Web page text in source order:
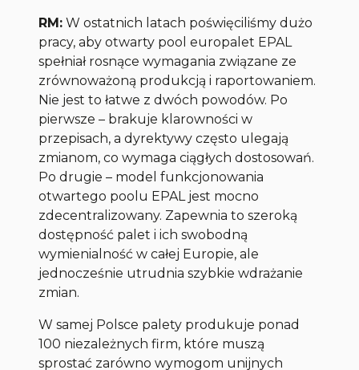
RM: W ostatnich latach poświęciliśmy dużo
pracy, aby otwarty pool europalet EPAL
spełniał rosnące wymagania związane ze
zrównoważoną produkcją i raportowaniem.
Nie jest to łatwe z dwóch powodów. Po
pierwsze – brakuje klarowności w
przepisach, a dyrektywy często ulegają
zmianom, co wymaga ciągłych dostosowań.
Po drugie – model funkcjonowania
otwartego poolu EPAL jest mocno
zdecentralizowany. Zapewnia to szeroką
dostępność palet i ich swobodną
wymienialność w całej Europie, ale
jednocześnie utrudnia szybkie wdrażanie
zmian.
W samej Polsce palety produkuje ponad
100 niezależnych firm, które muszą
sprostać zarówno wymogom unijnych